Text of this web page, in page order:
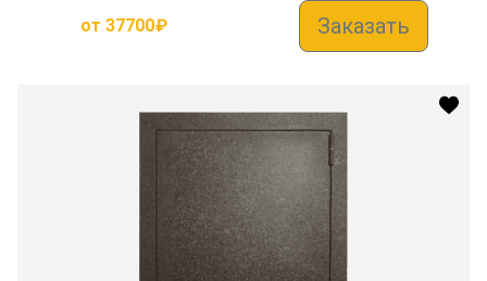
от 37700₽ Заказать